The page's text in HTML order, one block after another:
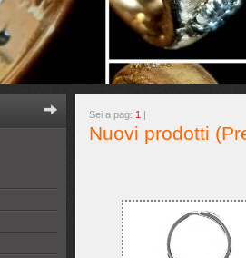
Sei a pag: 1 |
Nuovi prodotti